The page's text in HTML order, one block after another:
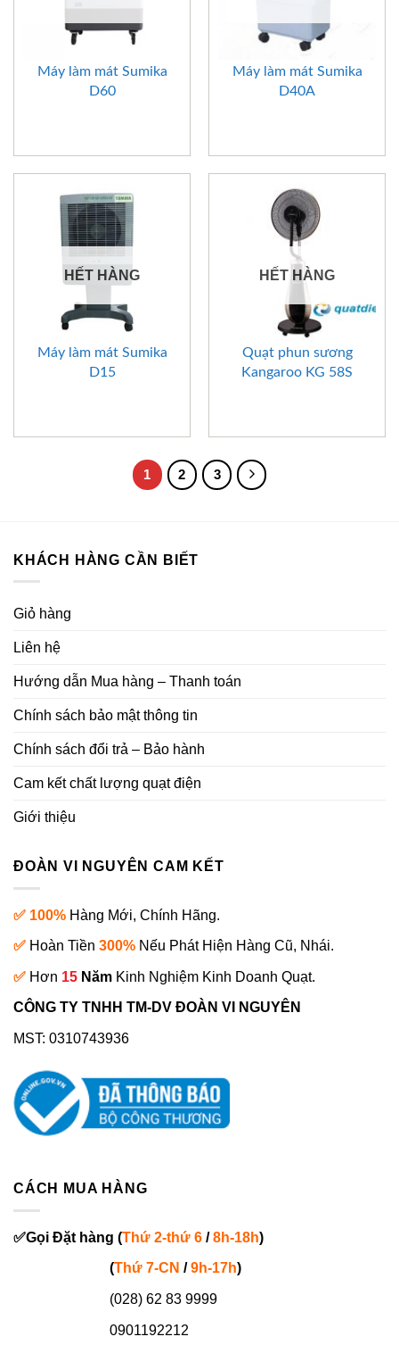
Máy làm mát Sumika
D60
Máy làm mát Sumika
D40A
HẾT HÀNG
Máy làm mát Sumika
D15
HẾT HÀNG
Quạt phun sương
Kangaroo KG 58S
1 2 3
KHÁCH HÀNG CẦN BIẾT
Giỏ hàng
Liên hệ
Hướng dẫn Mua hàng – Thanh toán
Chính sách bảo mật thông tin
Chính sách đổi trả – Bảo hành
Cam kết chất lượng quạt điện
Giới thiệu
ĐOÀN VI NGUYÊN CAM KẾT
✅ 100% Hàng Mới, Chính Hãng.
✅ Hoàn Tiền 300% Nếu Phát Hiện Hàng Cũ, Nhái.
✅ Hơn 15 Năm Kinh Nghiệm Kinh Doanh Quạt.
CÔNG TY TNHH TM-DV ĐOÀN VI NGUYÊN
MST: 0310743936
CÁCH MUA HÀNG
✅Gọi Đặt hàng (Thứ 2-thứ 6 /8h-18h)
(Thứ 7-CN / 9h-17h)
(028) 62 83 9999
0901192212